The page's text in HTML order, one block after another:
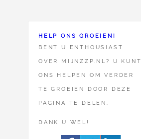
HELP ONS GROEIEN!
BENT U ENTHOUSIAST
OVER MIJNZZP.NL? U KUNT
ONS HELPEN OM VERDER
TE GROEIEN DOOR DEZE
PAGINA TE DELEN.
DANK U WEL!